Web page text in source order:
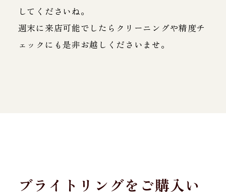
してくださいね。
週末に来店可能でしたらクリーニングや精度チ
ェックにも是非お越しくださいませ。
ブライトリングをご購入い